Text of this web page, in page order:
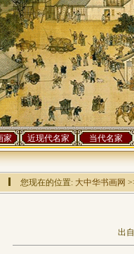
家 近现代名家 当代名家
您现在的位置: 大中华书画网
出